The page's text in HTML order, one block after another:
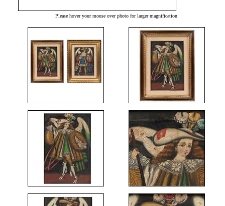
Please hover your mouse over photo for larger magnification